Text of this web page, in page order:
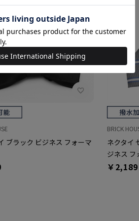
ブラック ビジネス フォーマ
BRICK
ネクタイ
ジネス フ
￥2,189